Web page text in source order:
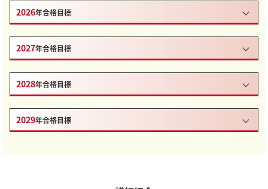
2026年合格目標
2027年合格目標
2028年合格目標
2029年合格目標